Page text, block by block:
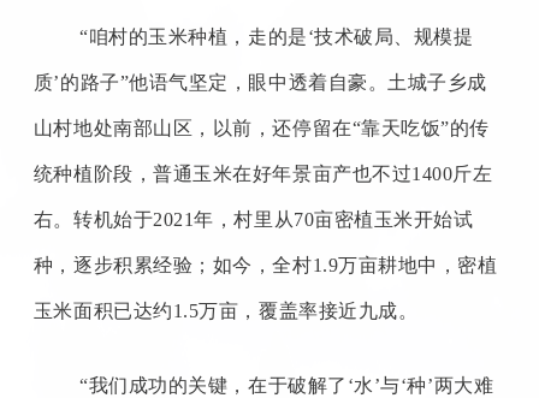
“咱村的玉米种植，走的是‘技术破局、规模提
质’的路子”他语气坚定，眼中透着自豪。土城子乡成
山村地处南部山区，以前，还停留在“靠天吃饭”的传
统种植阶段，普通玉米在好年景亩产也不过1400斤左
右。转机始于2021年，村里从70亩密植玉米开始试
种，逐步积累经验；如今，全村1.9万亩耕地中，密植
玉米面积已达约1.5万亩，覆盖率接近九成。
“我们成功的关键，在于破解了‘水’与‘种’两大难